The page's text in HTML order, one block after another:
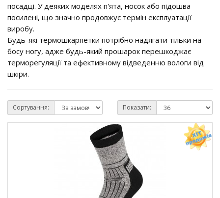
посадці. У деяких моделях п'ята, носок або підошва
посилені, що значно продовжує термін експлуатації
виробу.
Будь-які термошкарпетки потрібно надягати тільки на
босу ногу, адже будь-який прошарок перешкоджає
терморегуляції та ефективному відведенню вологи від
шкіри.
Сортування: Показати: